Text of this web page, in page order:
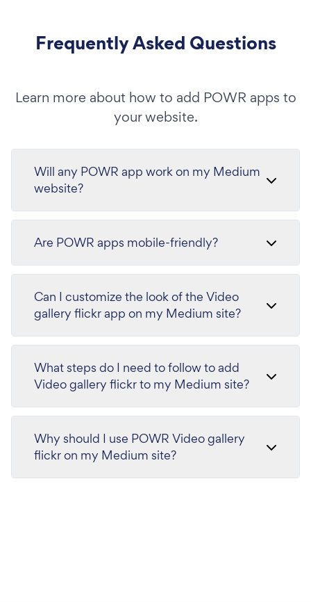
Frequently Asked Questions
Learn more about how to add POWR apps to
your website.
Will any POWR app work on my Medium
website?
Are POWR apps mobile-friendly?
Can I customize the look of the Video
gallery flickr app on my Medium site?
What steps do I need to follow to add
Video gallery flickr to my Medium site?
Why should I use POWR Video gallery
flickr on my Medium site?